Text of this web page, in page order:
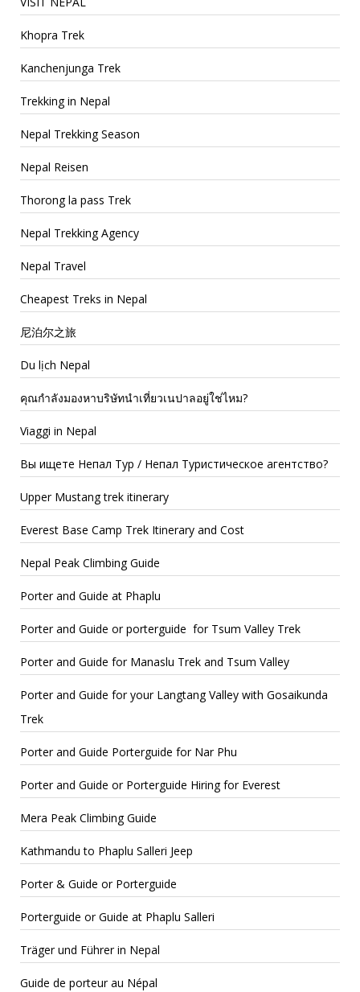
Khopra Trek
Kanchenjunga Trek
Trekking in Nepal
Nepal Trekking Season
Nepal Reisen
Thorong la pass Trek
Nepal Trekking Agency
Nepal Travel
Cheapest Treks in Nepal
尼泊尔之旅
Du lịch Nepal
คุณกำลังมองหาบริษัทนำเที่ยวเนปาลอยู่ใช่ไหม?
Viaggi in Nepal
Вы ищете Непал Тур / Непал Туристическое агентство?
Upper Mustang trek itinerary
Everest Base Camp Trek Itinerary and Cost
Nepal Peak Climbing Guide
Porter and Guide at Phaplu
Porter and Guide or porterguide for Tsum Valley Trek
Porter and Guide for Manaslu Trek and Tsum Valley
Porter and Guide for your Langtang Valley with Gosaikunda
Trek
Porter and Guide Porterguide for Nar Phu
Porter and Guide or Porterguide Hiring for Everest
Mera Peak Climbing Guide
Kathmandu to Phaplu Salleri Jeep
Porter & Guide or Porterguide
Porterguide or Guide at Phaplu Salleri
Träger und Führer in Nepal
Guide de porteur au Népal